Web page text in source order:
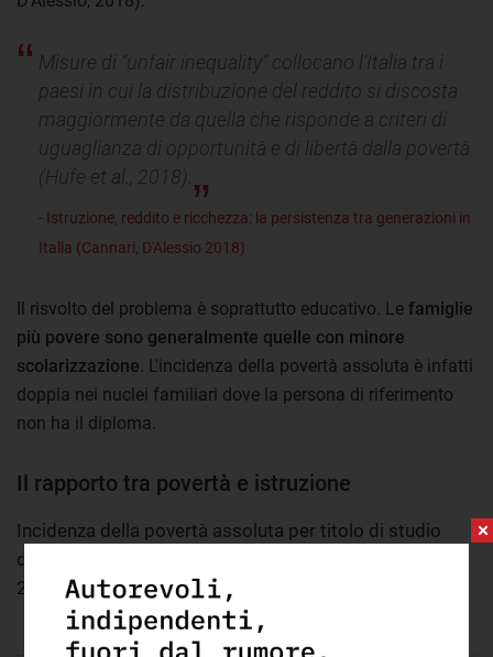
Misure di “unfair inequality” collocano l’Italia tra i
paesi in cui la distribuzione del reddito si discosta
maggiormente da quella che risponde a criteri di
uguaglianza di opportunità e di libertà dalla povertà
(Hufe et al., 2018).
- Istruzione, reddito e ricchezza: la persistenza tra generazioni in
Italia (Cannari, D'Alessio 2018)
Il risvolto del problema è soprattutto educativo. Le famiglie
più povere sono generalmente quelle con minore
scolarizzazione . L'incidenza della povertà assoluta è infatti
doppia nei nuclei familiari dove la persona di riferimento
non ha il diploma.
Il rapporto tra povertà e istruzione
Incidenza della povertà assoluta per titolo di studio
della persona di riferimento della famiglia (2016 e
2017)